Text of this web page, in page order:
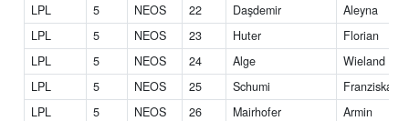
LPL
5 NEOS 22 Daşdemir
Aleyna
LPL
5 NEOS 23 Huter
Florian
LPL
5 NEOS 24 Alge
Wieland
LPL
5 NEOS 25 Schumi
Franziska
LPL
5 NEOS 26 Mairhofer
Armin